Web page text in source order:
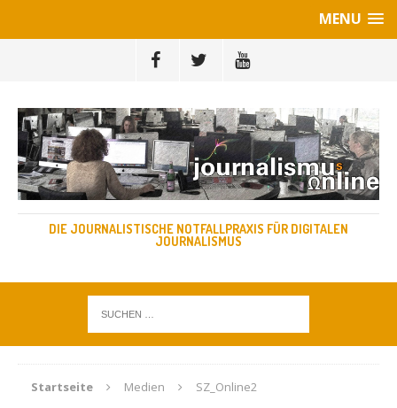
MENU
DIE JOURNALISTISCHE NOTFALLPRAXIS FÜR DIGITALEN
JOURNALISMUS
Startseite Medien SZ_Online2